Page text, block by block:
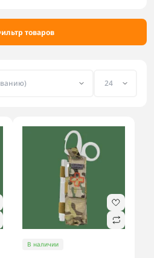
Ткань имеет специальную
подсумок не светится в
товаров
В наличии